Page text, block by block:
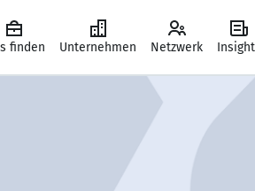
finden Unternehmen Netzwerk